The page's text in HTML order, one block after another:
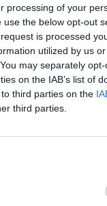
processing of your
the below opt-out
is processed
utilized by us
may separately
on the IAB’s list of
third parties on the
third parties.
να
στην